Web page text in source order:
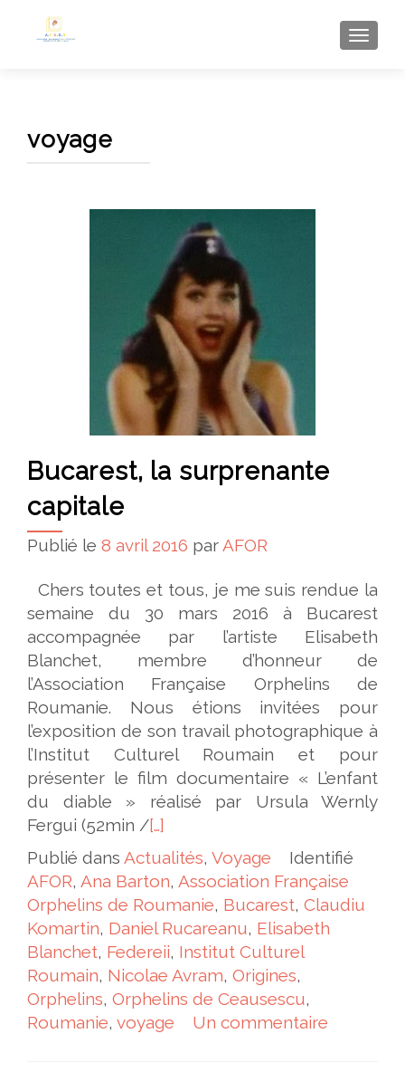
voyage
Bucarest, la surprenante
capitale
Publié le 8 avril 2016 par AFOR
Chers toutes et tous, je me suis rendue la
semaine du 30 mars 2016 à Bucarest
accompagnée par l’artiste Elisabeth
Blanchet, membre d’honneur de
l’Association Française Orphelins de
Roumanie. Nous étions invitées pour
l’exposition de son travail photographique à
l’Institut Culturel Roumain et pour
présenter le film documentaire « L’enfant
du diable » réalisé par Ursula Wernly
Fergui (52min /[…]
Publié dans Actualités, Voyage
Identifié
AFOR, Ana Barton, Association Française
Orphelins de Roumanie, Bucarest, Claudiu
Komartin, Daniel Rucareanu, Elisabeth
Blanchet, Federeii, Institut Culturel
Roumain, Nicolae Avram, Origines,
Orphelins, Orphelins de Ceausescu,
Roumanie, voyage Un commentaire